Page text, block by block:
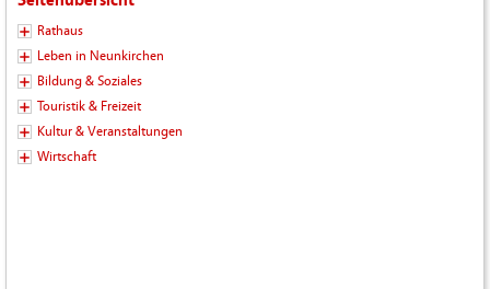
Rathaus
Leben in Neunkirchen
Bildung & Soziales
Touristik & Freizeit
Kultur & Veranstaltungen
Wirtschaft